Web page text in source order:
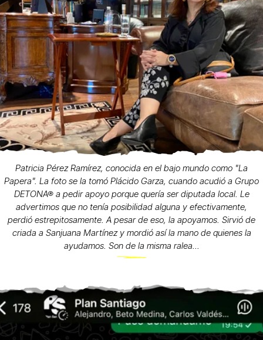
Patricia Pérez Ramírez, conocida en el bajo mundo como "La
Papera". La foto se la tomó Plácido Garza, cuando acudió a Grupo
DETONA® a pedir apoyo porque quería ser diputada local. Le
advertimos que no tenía posibilidad alguna y efectivamente,
perdió estrepitosamente. A pesar de eso, la apoyamos. Sirvió de
criada a Sanjuana Martínez y mordió así la mano de quienes la
ayudamos. Son de la misma ralea...